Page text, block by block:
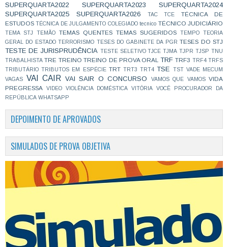
SUPERQUARTA2022
SUPERQUARTA2023
SUPERQUARTA2024
SUPERQUARTA2025
SUPERQUARTA2026 TAC TCE
TÉCNICA DE
ESTUDOS TÉCNICA DE JULGAMENTO COLEGIADO tecnico TÉCNICO JUDICIÁRIO
TEMA STJ TEMÃO TEMAS QUENTES TEMAS SUGERIDOS TEMPO
TEORIA
GERAL DO ESTADO TERRORISMO TESES DO GABINETE DA PGR TESES DO STJ
TESTE DE JURISPRUDÊNCIA TESTE SELETIVO TJCE TJMA TJPR TJSP TNU
TRABALHISTA TRE TREINO TREINO DE PROVA ORAL TRF TRF3 TRF4 TRFS
TRIBUTÁRIO TRIBUTOS EM ESPÉCIE TRT TRT3 TRT4 TSE TST VADE MECUM
VAGAS
VAI CAIR VAI SAIR O CONCURSO VAMOS QUE VAMOS VIDA
PREGRESSA
VIDEO VIOLÊNCIA DOMÉSTICA VITÓRIA
VOCÊ PROCURADOR DA
REPÚBLICA WHATSAPP
DEPOIMENTO DE APROVADOS
SIMULADOS DE PROVA OBJETIVA